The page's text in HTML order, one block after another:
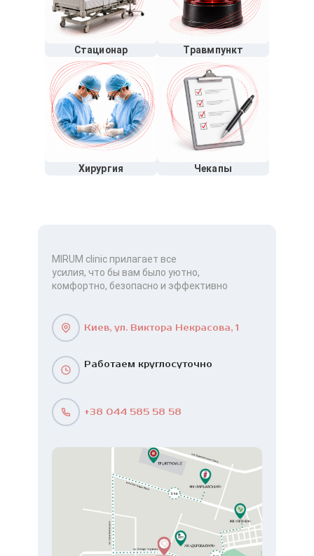
Стационар Травмпункт
Хирургия Чекапы
MIRUM clinic прилагает все
усилия, что бы вам было уютно,
комфортно, безопасно и эффективно
Киев, ул. Виктора Некрасова, 1
Работаем круглосуточно
+38 044 585 58 58